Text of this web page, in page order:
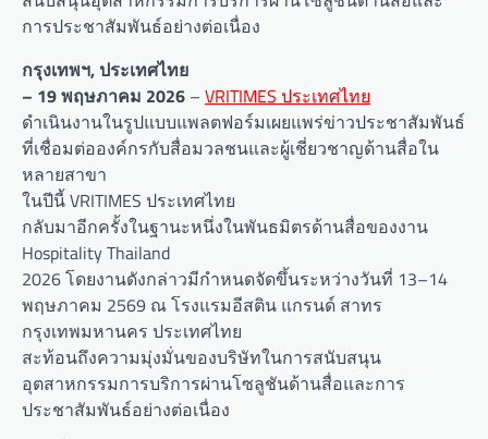
การประชาสัมพันธ์อย่างต่อเนื่อง
กรุงเทพฯ, ประเทศไทย
– 19 พฤษภาคม 2026 – VRITIMES ประเทศไทย
ดำเนินงานในรูปแบบแพลตฟอร์มเผยแพร่ข่าวประชาสัมพันธ์
ที่เชื่อมต่อองค์กรกับสื่อมวลชนและผู้เชี่ยวชาญด้านสื่อใน
หลายสาขา
ในปีนี้ VRITIMES ประเทศไทย
กลับมาอีกครั้งในฐานะหนึ่งในพันธมิตรด้านสื่อของงาน
Hospitality Thailand
2026 โดยงานดังกล่าวมีกำหนดจัดขึ้นระหว่างวันที่ 13–14
พฤษภาคม 2569 ณ โรงแรมอีสติน แกรนด์ สาทร
กรุงเทพมหานคร ประเทศไทย
สะท้อนถึงความมุ่งมั่นของบริษัทในการสนับสนุน
อุตสาหกรรมการบริการผ่านโซลูชันด้านสื่อและการ
ประชาสัมพันธ์อย่างต่อเนื่อง